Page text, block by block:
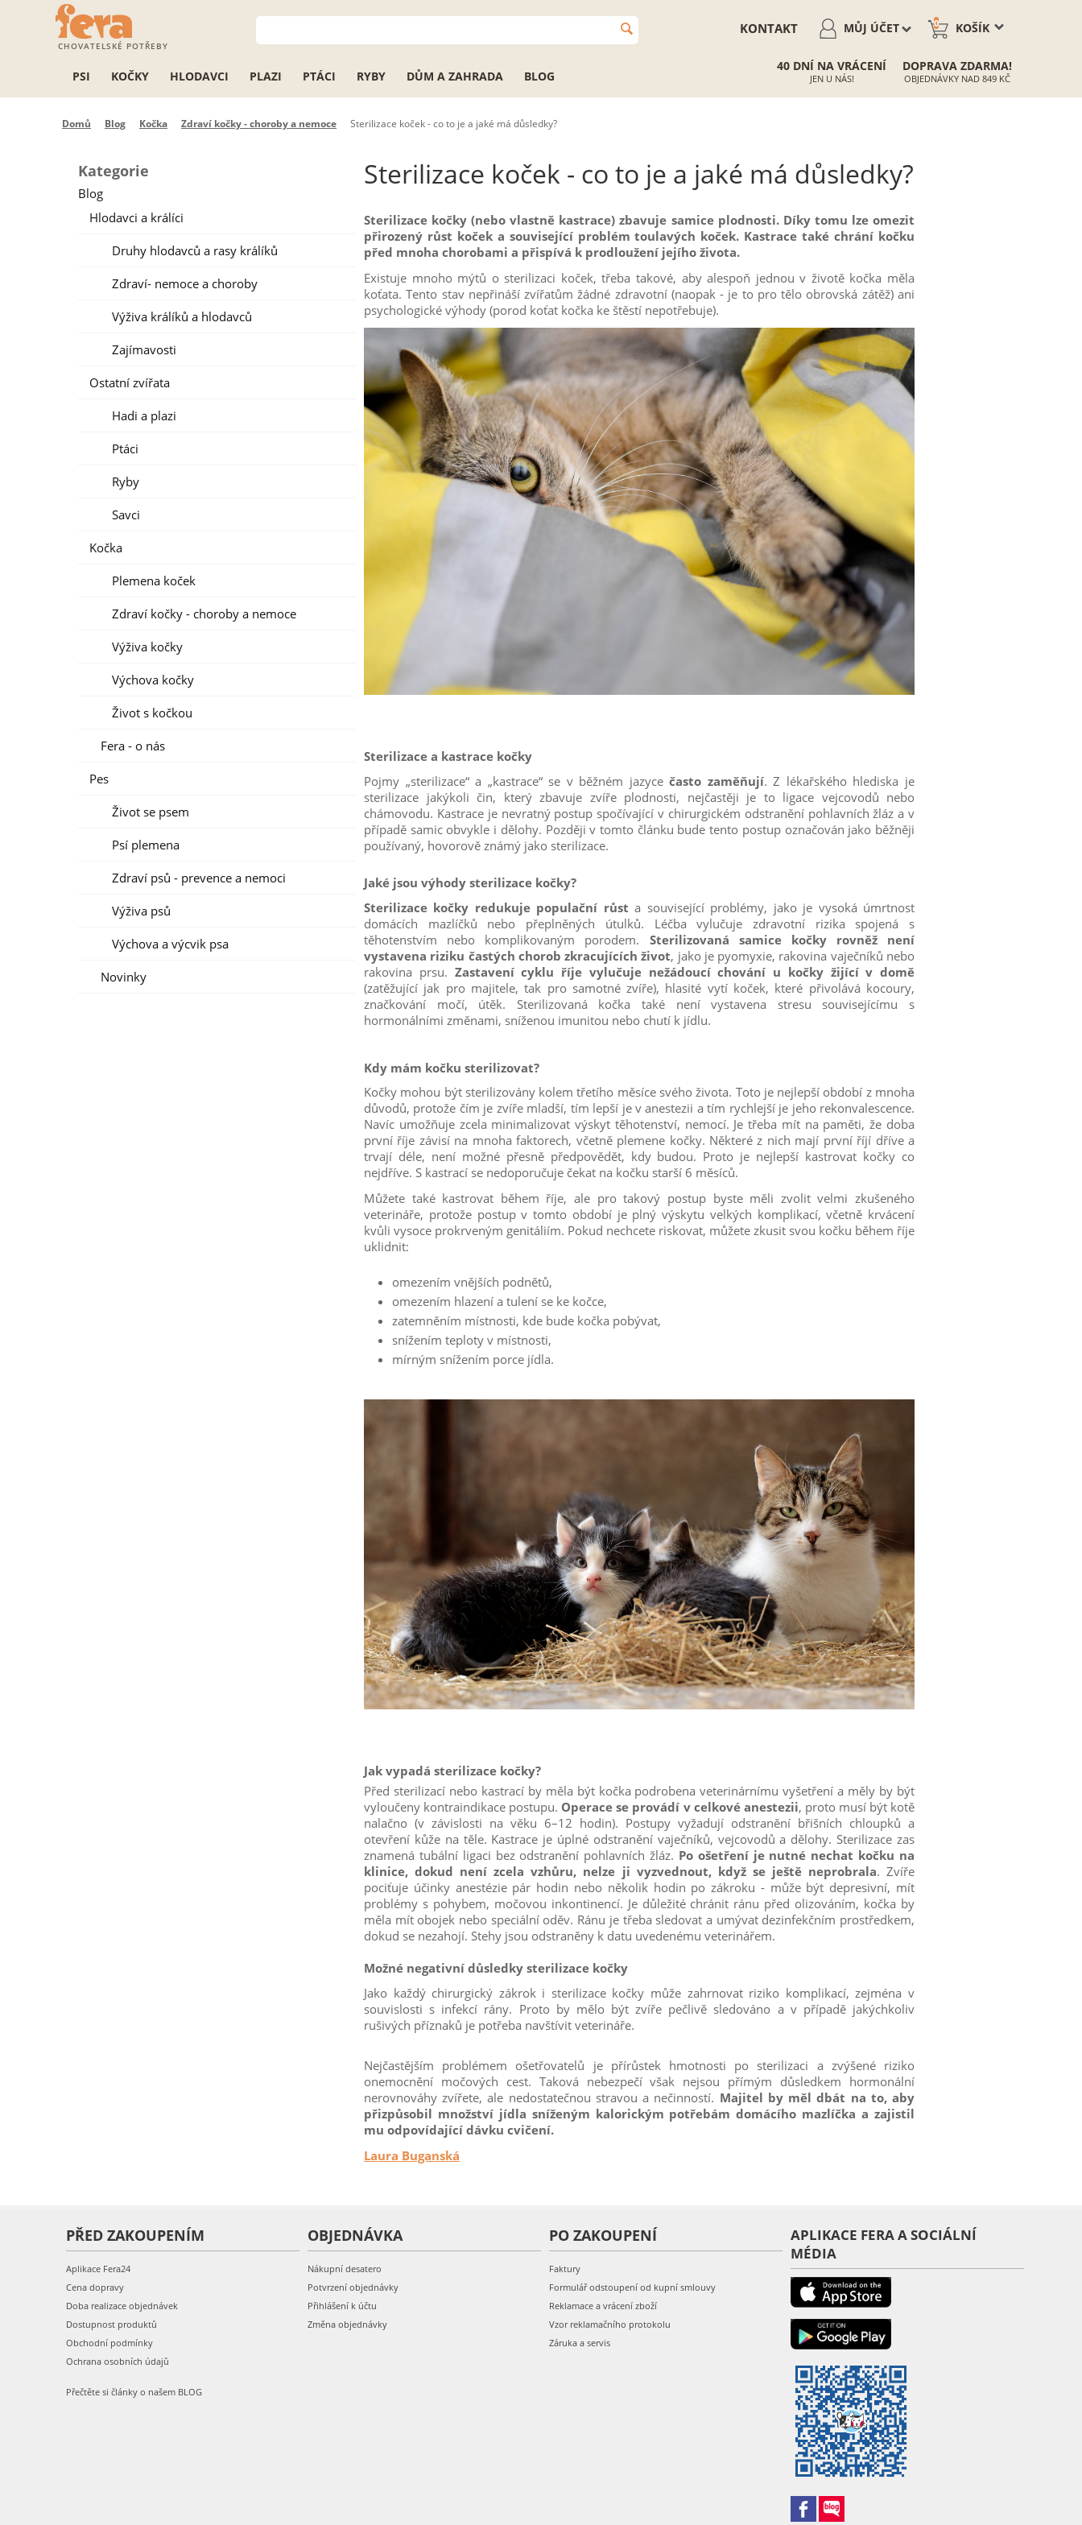
CHOVATELSKÉ POTŘEBY
KOŠÍK
0
MŮJ ÚČET
KONTAKT
PSI KOČKY HLODAVCI PLAZI PTÁCI RYBY DŮM A ZAHRADA BLOG
40 DNÍ NA VRÁCENÍ
JEN U NÁS!
DOPRAVA ZDARMA!
OBJEDNÁVKY NAD 849 KČ
Domů Blog Kočka Zdraví kočky - choroby a nemoce Sterilizace koček - co to je a jaké má důsledky?
Kategorie
Blog
Hlodavci a králíci
Druhy hlodavců a rasy králíků
Zdraví- nemoce a choroby
Výživa králíků a hlodavců
Zajímavosti
Ostatní zvířata
Hadi a plazi
Ptáci
Ryby
Savci
Kočka
Plemena koček
Zdraví kočky - choroby a nemoce
Výživa kočky
Výchova kočky
Život s kočkou
Fera - o nás
Pes
Život se psem
Psí plemena
Zdraví psů - prevence a nemoci
Výživa psů
Výchova a výcvik psa
Novinky
Sterilizace koček - co to je a jaké má důsledky?
Sterilizace kočky (nebo vlastně kastrace) zbavuje samice plodnosti. Díky tomu lze omezit
přirozený růst koček a související problém toulavých koček. Kastrace také chrání kočku
před mnoha chorobami a přispívá k prodloužení jejího života.
Existuje mnoho mýtů o sterilizaci koček, třeba takové, aby alespoň jednou v životě kočka měla
koťata. Tento stav nepřináší zvířatům žádné zdravotní (naopak - je to pro tělo obrovská zátěž) ani
psychologické výhody (porod koťat kočka ke štěstí nepotřebuje).
Sterilizace a kastrace kočky
Pojmy „sterilizace“ a „kastrace“ se v běžném jazycečasto zaměňují. Z lékařského hlediska je
sterilizace jakýkoli čin, který zbavuje zvíře plodnosti, nejčastěji je to ligace vejcovodů nebo
chámovodu. Kastrace je nevratný postup spočívající v chirurgickém odstranění pohlavních žláz a v
případě samic obvykle i dělohy. Později v tomto článku bude tento postup označován jako běžněji
používaný, hovorově známý jako sterilizace.
Jaké jsou výhody sterilizace kočky?
Sterilizace kočky redukuje populační růst a související problémy, jako je vysoká úmrtnost
domácích mazlíčků nebo přeplněných útulků. Léčba vylučuje zdravotní rizika spojená s
těhotenstvím nebo komplikovaným porodem. Sterilizovaná samice kočky rovněž není
vystavena riziku častých chorob zkracujících život, jako je pyomyxie, rakovina vaječníků nebo
rakovina prsu. Zastavení cyklu říje vylučuje nežádoucí chování u kočky žijící v domě
(zatěžující jak pro majitele, tak pro samotné zvíře), hlasité vytí koček, které přivolává kocoury,
značkování močí, útěk. Sterilizovaná kočka také není vystavena stresu souvisejícímu s
hormonálními změnami, sníženou imunitou nebo chutí k jídlu.
Kdy mám kočku sterilizovat?
Kočky mohou být sterilizovány kolem třetího měsíce svého života. Toto je nejlepší období z mnoha
důvodů, protože čím je zvíře mladší, tím lepší je v anestezii a tím rychlejší je jeho rekonvalescence.
Navíc umožňuje zcela minimalizovat výskyt těhotenství, nemocí. Je třeba mít na paměti, že doba
první říje závisí na mnoha faktorech, včetně plemene kočky. Některé z nich mají první říjí dříve a
trvají déle, není možné přesně předpovědět, kdy budou. Proto je nejlepší kastrovat kočky co
nejdříve. S kastrací se nedoporučuje čekat na kočku starší 6 měsíců.
Můžete také kastrovat během říje, ale pro takový postup byste měli zvolit velmi zkušeného
veterináře, protože postup v tomto období je plný výskytu velkých komplikací, včetně krvácení
kvůli vysoce prokrveným genitáliím. Pokud nechcete riskovat, můžete zkusit svou kočku během říje
uklidnit:
omezením vnějších podnětů,
omezením hlazení a tulení se ke kočce,
zatemněním místnosti, kde bude kočka pobývat,
snížením teploty v místnosti,
mírným snížením porce jídla.
Jak vypadá sterilizace kočky?
Před sterilizací nebo kastrací by měla být kočka podrobena veterinárnímu vyšetření a měly by být
vyloučeny kontraindikace postupu. Operace se provádí v celkové anestezii, proto musí být kotě
nalačno (v závislosti na věku 6–12 hodin). Postupy vyžadují odstranění břišních chloupků a
otevření kůže na těle. Kastrace je úplné odstranění vaječníků, vejcovodů a dělohy. Sterilizace zas
znamená tubální ligaci bez odstranění pohlavních žláz. Po ošetření je nutné nechat kočku na
klinice, dokud není zcela vzhůru, nelze ji vyzvednout, když se ještě neprobrala. Zvíře
pociťuje účinky anestézie pár hodin nebo několik hodin po zákroku - může být depresivní, mít
problémy s pohybem, močovou inkontinencí. Je důležité chránit ránu před olizováním, kočka by
měla mít obojek nebo speciální oděv. Ránu je třeba sledovat a umývat dezinfekčním prostředkem,
dokud se nezahojí. Stehy jsou odstraněny k datu uvedenému veterinářem.
Možné negativní důsledky sterilizace kočky
Jako každý chirurgický zákrok i sterilizace kočky může zahrnovat riziko komplikací, zejména v
souvislosti s infekcí rány. Proto by mělo být zvíře pečlivě sledováno a v případě jakýchkoliv
rušivých příznaků je potřeba navštívit veterináře.
Nejčastějším problémem ošetřovatelů je přírůstek hmotnosti po sterilizaci a zvýšené riziko
onemocnění močových cest. Taková nebezpečí však nejsou přímým důsledkem hormonální
nerovnováhy zvířete, ale nedostatečnou stravou a nečinností. Majitel by měl dbát na to, aby
přizpůsobil množství jídla sníženým kalorickým potřebám domácího mazlíčka a zajistil
mu odpovídající dávku cvičení.
Laura Buganská
PŘED ZAKOUPENÍM
Aplikace Fera24
Cena dopravy
Doba realizace objednávek
Dostupnost produktů
Obchodní podmínky
Ochrana osobních údajů
Přečtěte si články o našem BLOG
OBJEDNÁVKA
Nákupní desatero
Potvrzení objednávky
Přihlášení k účtu
Změna objednávky
PO ZAKOUPENÍ
Faktury
Formulář odstoupení od kupní smlouvy
Reklamace a vrácení zboží
Vzor reklamačního protokolu
Záruka a servis
APLIKACE FERA A SOCIÁLNÍ
MÉDIA